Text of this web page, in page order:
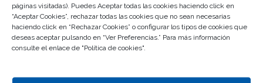
páginas visitadas). Puedes Aceptar todas las cookies haciendo click en
“Aceptar Cookies”, rechazar todas las cookies que no sean necesarias
haciendo click en “Rechazar Cookies” o configurar los tipos de cookies que
deseas aceptar pulsando en “Ver Preferencias.” Para más información
consulte el enlace de "Política de cookies".
Este verano, la juerga se vive en Rosaleda
01/07/2026
Participa en el Escape Room de Rosaleda